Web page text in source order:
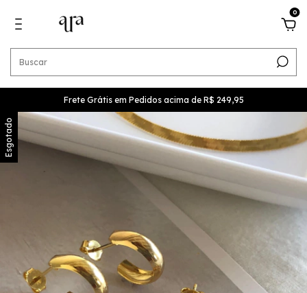
0
Frete Grátis em Pedidos acima de R$ 249,95
Esgotado